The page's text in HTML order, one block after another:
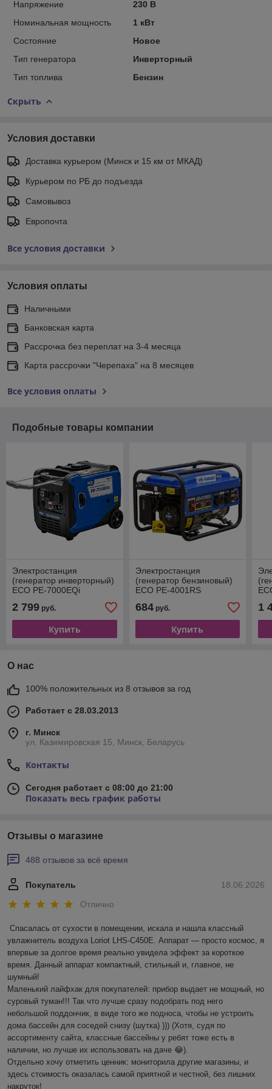
Напряжение
230 В
Номинальная мощность
1 кВт
Состояние
Новое
Тип генератора
Инверторный
Тип топлива
Бензин
Скрыть
Условия доставки
Доставка курьером (Минск и 15 км от МКАД)
Курьером по РБ до подъезда
Самовывоз
Европочта
Все условия доставки
Условия оплаты
Наличными
Банковская карта
Рассрочка без переплат на 3-4 месяца
Карта рассрочки "Черепаха" на 8 месяцев
Все условия оплаты
Подобные товары компании
Электростанция
(генератор инверторный)
ECO PE-7000EQi
2 799 руб.
Купить
Электростанция
(генератор бензиновый)
ECO PE-4001RS
684руб.
Купить
1
О нас
100% положительных из 8 отзывов за год
Работает с 28.03.2013
г. Минск
ул. Казимировская 15, Минск, Беларусь
Контакты
Сегодня работает с 08:00 до 21:00
Показать весь график работы
Отзывы о магазине
488 отзывов за всё время
18.06.2026
Покупатель
Отлично
Спасалась от сухости в помещении, искала и нашла классный
увлажнитель воздуха Loriot LHS-C450E. Аппарат — просто космос, я
впервые за долгое время реально увидела эффект за короткое
время. Данный аппарат компактный, стильный и, главное, не
шумный!
Маленький лайфхак для покупателей: прибор выдает не мощный, но
суровый туман!!! Так что лучше сразу подобрать под него
небольшой поддончик, в виде того же подноса, чтобы не устроить
дома бассейн для соседей снизу (шутка) ))) (Хотя, судя по
ассортименту сайта, классные бассейны у ребят тоже есть в
наличии, но лучше их использовать на даче 😂).
Отдельно хочу отметить ценник: мониторила другие магазины, и
здесь стоимость оказалась самой приятной и честной, без лишних
накруток!